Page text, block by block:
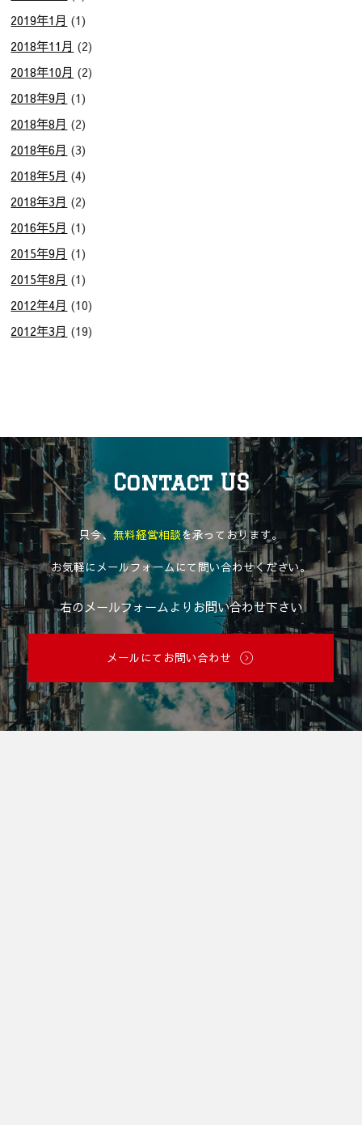
2019年1月 (1)
2018年11月 (2)
2018年10月 (2)
2018年9月 (1)
2018年8月 (2)
2018年6月 (3)
2018年5月 (4)
2018年3月 (2)
2016年5月 (1)
2015年9月 (1)
2015年8月 (1)
2012年4月 (10)
2012年3月 (19)
Contact US
只今、 無料経営相談を承っております。
お気軽にメールフォームにて問い合わせください。
右のメールフォームよりお問い合わせ下さい
メールにてお問い合わせ